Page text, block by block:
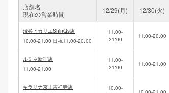
店舗名
現在の営業時間
12/29(月) 12/30(火)
渋谷ヒカリエShinQs店
10:00-21:00 日祝11:00-20:00
11:00-
21:00
11:00-20:00
ルミネ新宿店
11:00-21:00
11:00-
21:00
11:00-21:00
キラリナ京王吉祥寺店
10:00-